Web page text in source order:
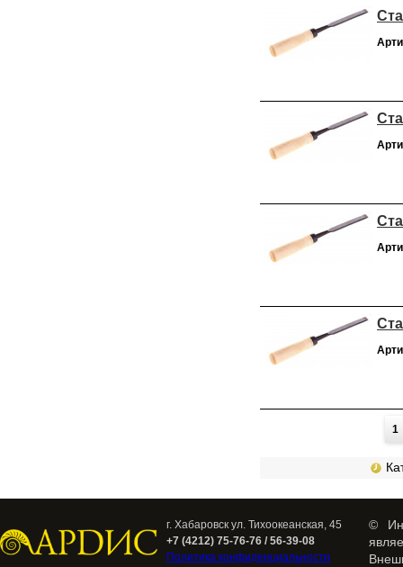
1
г. Хабаровск ул. Тихоокеанская, 45
+7 (4212) 75-76-76 / 56-39-08
Политика конфиденциальности
©